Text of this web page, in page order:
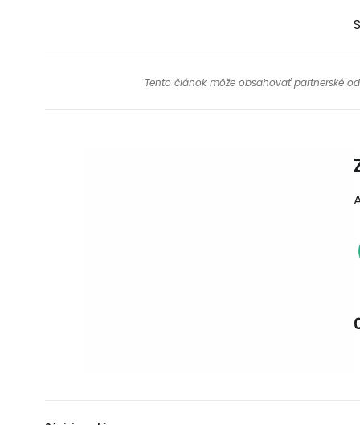
Tento článok môže obsahovať partnerské